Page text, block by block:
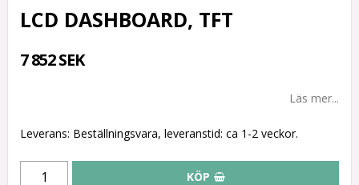
LCD DASHBOARD, TFT
7 852 SEK
Läs mer...
Leverans: Beställningsvara, leveranstid: ca 1-2 veckor.
KÖP